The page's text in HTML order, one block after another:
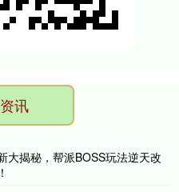
讯
大揭秘，帮派BOSS玩法逆天改